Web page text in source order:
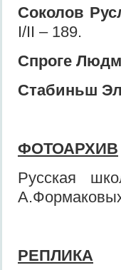
Соколов
I/II – 189.
Спроге
Стабиньш
ФОТОАРХИВ
Русская
РЕПЛИКА